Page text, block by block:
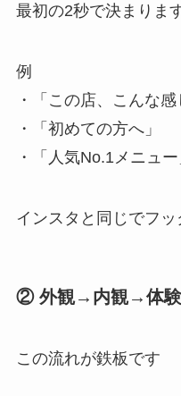
最初の2秒で決まりま
例
・「この店、こんな感
・「初めての方へ」
・「人気No.1メニュー
インスタと同じでフッ
② 外観→内観→体験
この流れが鉄板です